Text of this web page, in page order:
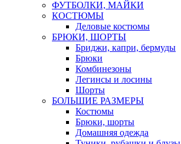
ФУТБОЛКИ, МАЙКИ
КОСТЮМЫ
Деловые костюмы
БРЮКИ, ШОРТЫ
Бриджи, капри, бермуды
Брюки
Комбинезоны
Легинсы и лосины
Шорты
БОЛЬШИЕ РАЗМЕРЫ
Костюмы
Брюки, шорты
Домашняя одежда